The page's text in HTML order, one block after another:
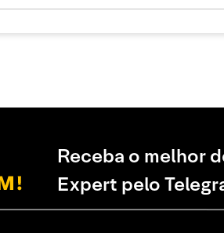
Receba o melhor
Expert pelo